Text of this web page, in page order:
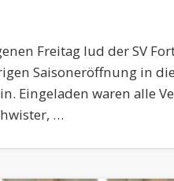
Freitag lud der SV
Saisoneröffnung in
Eingeladen waren alle
…